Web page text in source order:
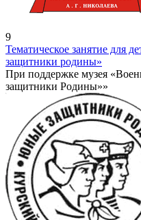
9
Тематическое занятие для
защитники родины»
При поддержке музея
защитники Родины»»